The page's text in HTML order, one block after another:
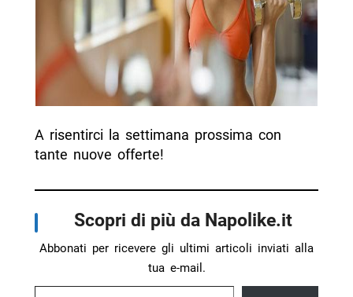
A risentirci la settimana prossima con
tante nuove offerte!
Scopri di più da Napolike.it
Abbonati per ricevere gli ultimi articoli inviati alla
tua e-mail.
Digita la tua e-mail...